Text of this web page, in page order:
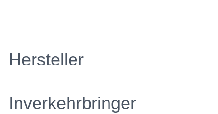
Hersteller
Inverkehrbringer